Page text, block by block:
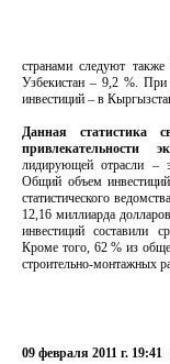
странами следуют
Узбекистан – 9,2 %. При
инвестиций – в
Данная статистика
привлекательности
лидирующей отрасли –
Общий объем
статистического
12,16 миллиарда
инвестиций составили
Кроме того, 62 % из
строительно-монтажных
09 февраля 2011 г. 19:41